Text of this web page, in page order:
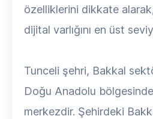
özelliklerini dikkate
dijital varlığını en üst
Tunceli şehri, Bakkal
Doğu Anadolu
merkezdir. Şehirdeki